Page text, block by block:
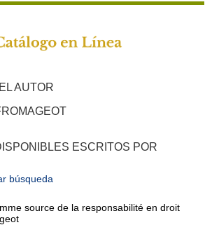
AUTOR
ESCRITOS POR
búsqueda
source de la responsabilité en droit